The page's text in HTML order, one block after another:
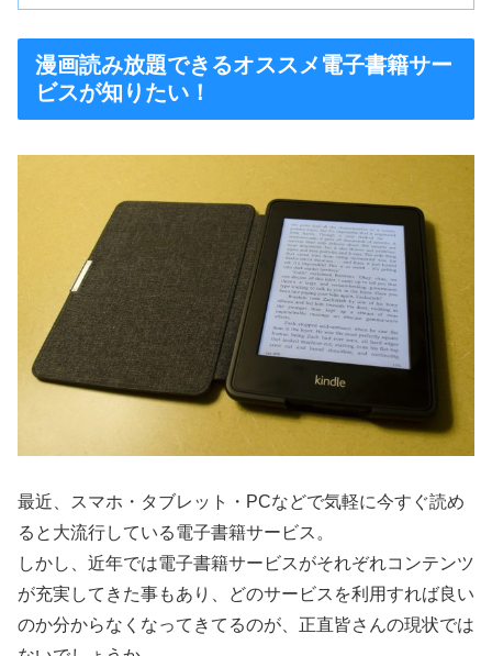
漫画読み放題できるオススメ電子書籍サー
ビスが知りたい！
最近、スマホ・タブレット・PCなどで気軽に今すぐ読め
ると大流行している電子書籍サービス。
しかし、近年では電子書籍サービスがそれぞれコンテンツ
が充実してきた事もあり、どのサービスを利用すれば良い
のか分からなくなってきてるのが、正直皆さんの現状では